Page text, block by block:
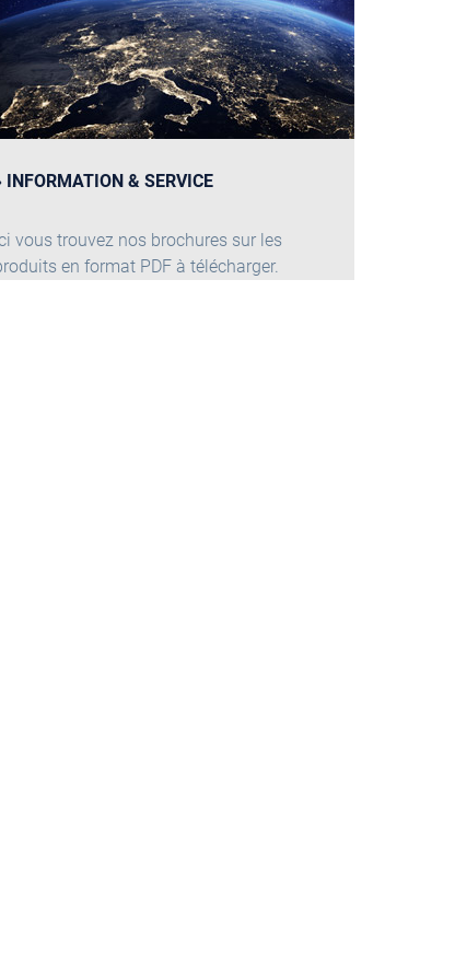
INFORMATION & SERVICE
vous trouvez nos brochures sur les
en format PDF à télécharger.